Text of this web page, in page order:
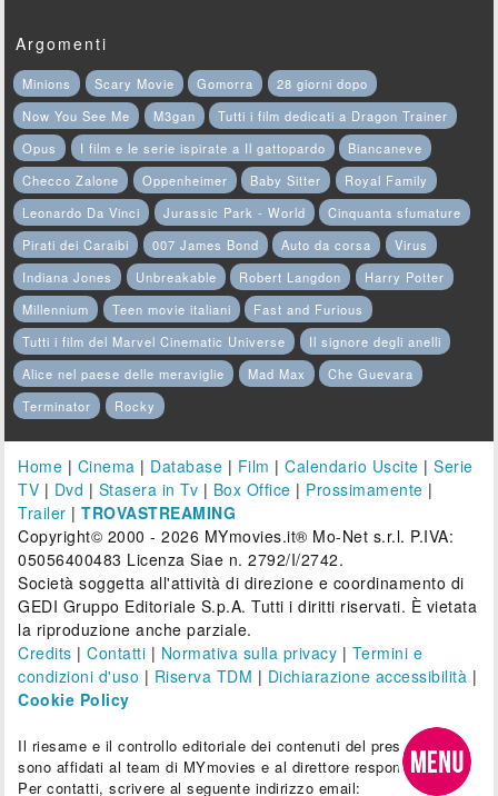
Argomenti
Minions Scary Movie Gomorra
28 giorni dopo
Now You See Me
M3gan
Tutti i film dedicati a Dragon Trainer
Opus
I film e le serie ispirate a Il gattopardo
Biancaneve
Checco Zalone
Oppenheimer Baby Sitter
Royal Family
Leonardo Da Vinci
Jurassic Park - World
Cinquanta sfumature
Pirati dei Caraibi
007 James Bond Auto da corsa
Virus
Indiana Jones
Unbreakable Robert Langdon
Harry Potter
Millennium
Teen movie italiani
Fast and Furious
Tutti i film del Marvel Cinematic Universe
Il signore degli anelli
Alice nel paese delle meraviglie
Mad Max
Che Guevara
Terminator
Rocky
Home | Cinema | Database | Film |Calendario Uscite |Serie
TV | Dvd | Stasera in Tv | Box Office | Prossimamente |
Trailer |TROVASTREAMING
Copyright© 2000 - 2026 MYmovies.it® Mo-Net s.r.l. P.IVA:
05056400483 Licenza Siae n. 2792/I/2742.
Società soggetta all'attività di direzione e coordinamento di
GEDI Gruppo Editoriale S.p.A. Tutti i diritti riservati. È vietata
la riproduzione anche parziale.
Credits |Contatti | Normativa sulla privacy | Termini e
condizioni d'uso | Riserva TDM | Dichiarazione accessibilità |
Cookie Policy
Il riesame e il controllo editoriale dei contenuti del presente sito
sono affidati al team di MYmovies e al direttore responsabile.
Per contatti, scrivere al seguente indirizzo email: